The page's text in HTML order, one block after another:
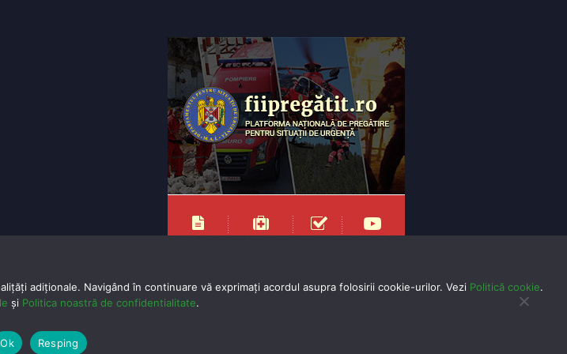
adiționale. Navigând în continuare vă exprimaţi acordul asupra folosirii cookie-urilor. Vezi Politică cookie.
și Politica noastră de confidentialitate.
Ok Resping